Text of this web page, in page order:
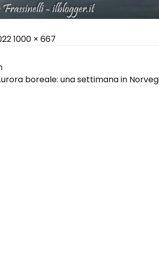
Full
1000 × 667
boreale: una settimana in